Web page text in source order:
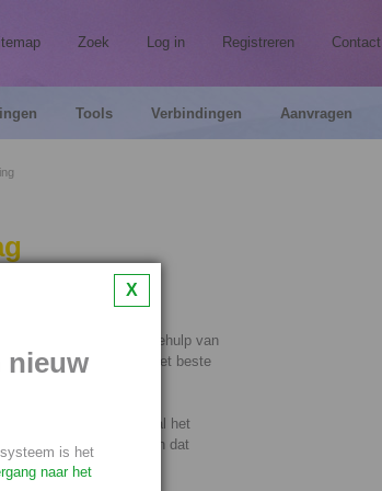
Zoek Log in Registreren Contact
Tools Verbindingen Aanvragen
dan kun je met behulp van
aantrekken die het beste
gaan aanspreken die al het
contact met hen krijgen dat
X
nieuw
is het
naar het